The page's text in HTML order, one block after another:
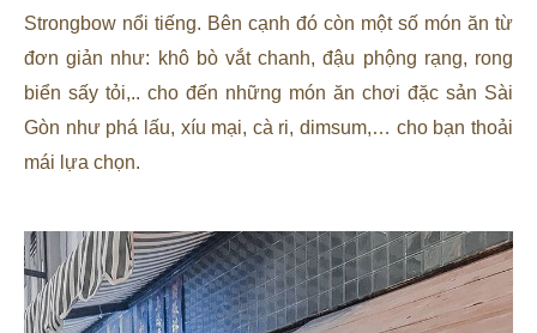
Strongbow nổi tiếng. Bên cạnh đó còn một số món ăn từ
đơn giản như: khô bò vắt chanh, đậu phộng rạng, rong
biển sấy tỏi,.. cho đến những món ăn chơi đặc sản Sài
Gòn như phá lấu, xíu mại, cà ri, dimsum,… cho bạn thoải
mái lựa chọn.